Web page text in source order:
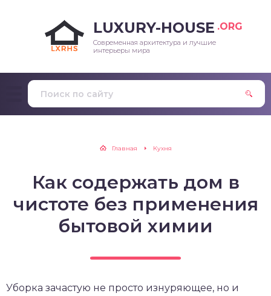
LUXURY-HOUSE .ORG
Современная архитектура и лучшие
интерьеры мира
Главная Кухня
Как содержать дом в
чистоте без применения
бытовой химии
Уборка зачастую не просто изнуряющее, но и